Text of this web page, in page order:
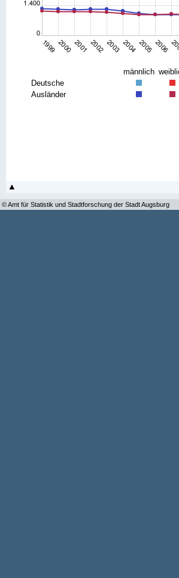
männlich
Deutsche
Ausländer
© Amt für Statistik und Stadtforschung der Stadt Augsburg